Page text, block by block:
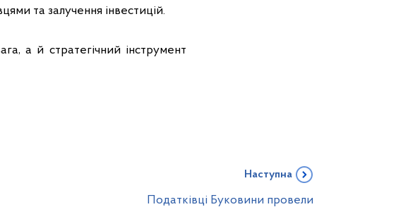
та залучення інвестицій.
а й стратегічний інструмент
Наступна
Податківці Буковини провели